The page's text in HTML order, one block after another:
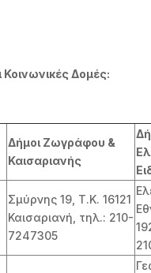
Δομές:
Δήμοι Ζωγράφου &
Καισαριανής
Σμύρνης 19, Τ.Κ. 16121
Καισαριανή, τηλ.: 210-
7247305